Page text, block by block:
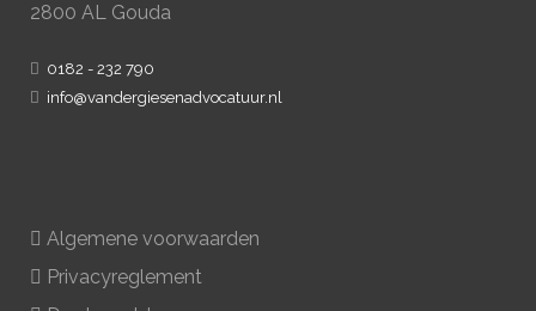
2800 AL Gouda
0182 - 232 790
info@vandergiesenadvocatuur.nl
Algemene voorwaarden
Privacyreglement